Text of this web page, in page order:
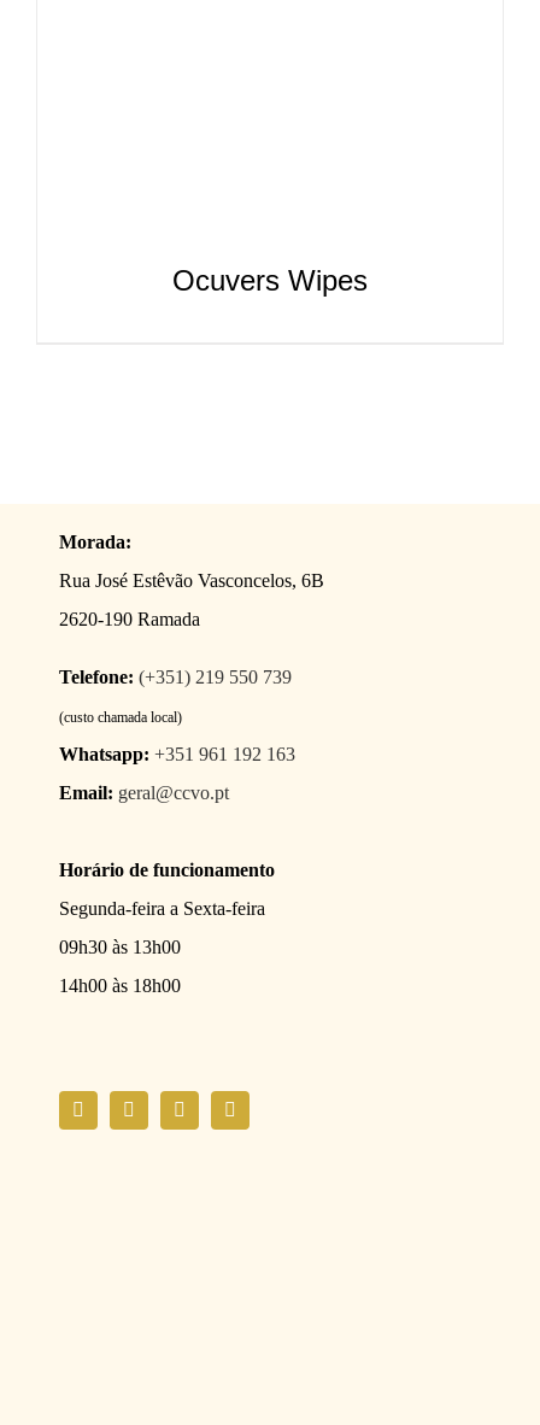
Ocuvers Wipes
Morada:
Rua José Estêvão Vasconcelos, 6B
2620-190 Ramada
Telefone: (+351) 219 550 739
(custo chamada local)
Whatsapp: +351 961 192 163
Email: geral@ccvo.pt
Horário de funcionamento
Segunda-feira a Sexta-feira
09h30 às 13h00
14h00 às 18h00